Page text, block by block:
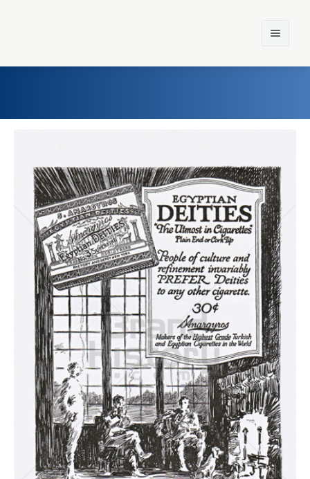
Einst und Heute
Marken
Konzerne
Epoche